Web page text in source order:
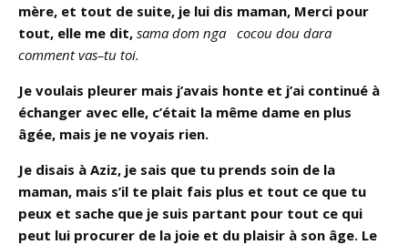
mère, et tout de suite, je lui dis maman, Merci pour
tout, elle me dit, sama dom nga cocou dou dara
comment vas–tu toi.
Je voulais pleurer mais j’avais honte et j’ai continué à
échanger avec elle, c’était la même dame en plus
âgée, mais je ne voyais rien.
Je disais à Aziz, je sais que tu prends soin de la
maman, mais s’il te plait fais plus et tout ce que tu
peux et sache que je suis partant pour tout ce qui
peut lui procurer de la joie et du plaisir à son âge. Le